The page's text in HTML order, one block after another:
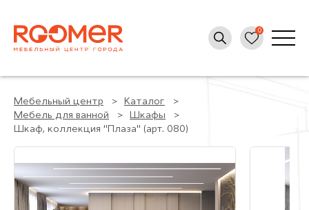
Мебельный центр
Каталог
Мебель для ванной
Шкафы
Шкаф, коллекция "Плаза" (арт. 080)